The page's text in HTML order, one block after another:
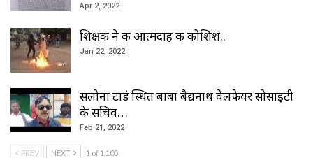
Apr 2, 2022
शिक्षक ने की आत्मदाह की कोशिश..
Jan 22, 2022
सलोना टाडं स्थित बाबा बैद्यनाथ वेलफेयर सोसाइटी
के सचिव…
Feb 21, 2022
PREV NEXT 1 of 1,105